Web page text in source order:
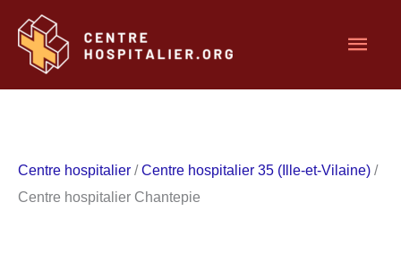
contenu
Centre hospitalier /Centre hospitalier 35 (Ille-et-Vilaine) /
Centre hospitalier Chantepie